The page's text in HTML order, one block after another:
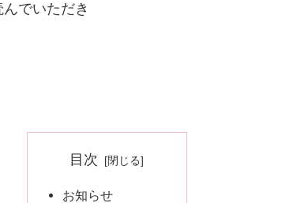
でいただき
目次
お知らせ